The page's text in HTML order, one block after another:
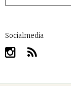
Socialmedia